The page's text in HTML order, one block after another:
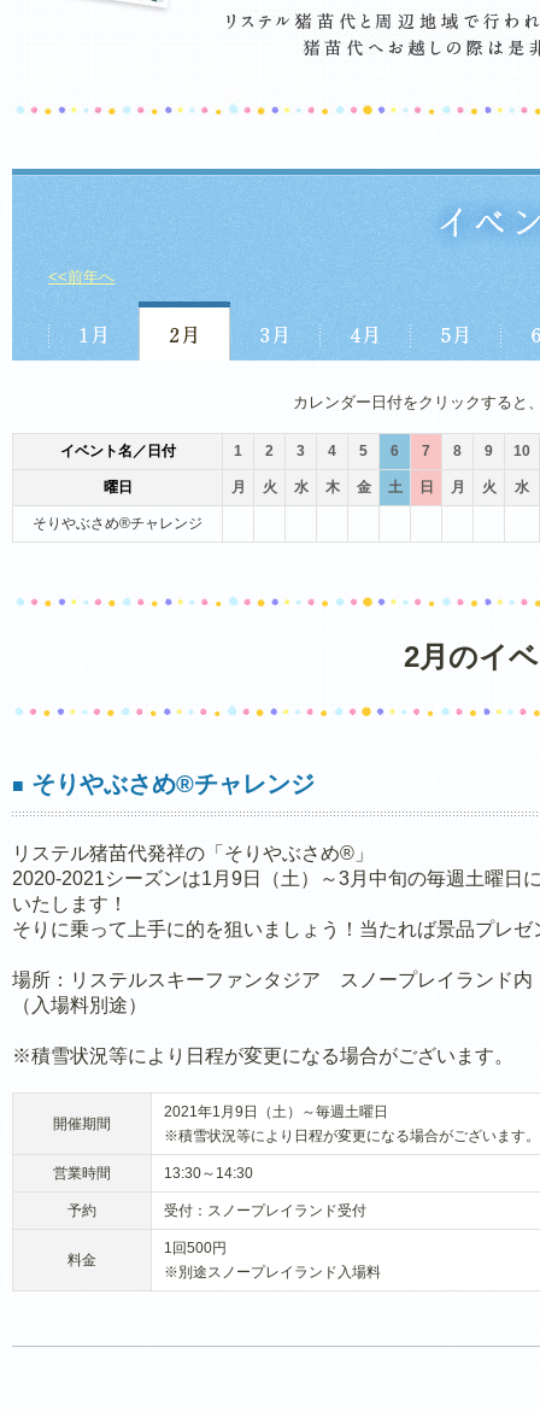
<<前年へ
カレンダー日付をクリックすると
イベント名／日付 1 2 3 4 5 6 7 8 9 10
曜日 月 火 水 木 金 土 日 月 火 水
そりやぶさめ®チャレンジ
2月のイ
■ そりやぶさめ®チャレンジ
リステル猪苗代発祥の「そりやぶさめ®」
2020-2021シーズンは1月9日（土）～3月中旬の毎週土曜日
いたします！
そりに乗って上手に的を狙いましょう！当たれば景品プレゼ
場所：リステルスキーファンタジア スノープレイランド内
（入場料別途）
※積雪状況等により日程が変更になる場合がございます。
開催期間
2021年1月9日（土）～毎週土曜日
※積雪状況等により日程が変更になる場合がございます。
営業時間 13:30～14:30
予約 受付：スノープレイランド受付
料金
1回500円
※別途スノープレイランド入場料